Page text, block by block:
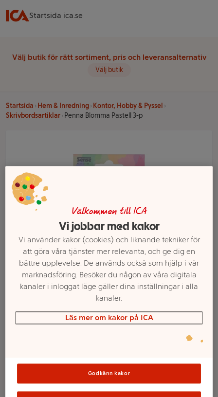
Startsida ica.se
Välj butik för rätt sortiment, pris och leveransalternativ
Välj butik
Startsida Hem & Inredning
Kontor, Hobby & Pyssel
Skrivbordsartiklar Penna Blomma Pastell 3-p
Sortimentet kan variera mellan butikerna
Välkommen till ICA
Vi jobbar med kakor
Vi använder kakor (cookies) och liknande tekniker för
att göra våra tjänster mer relevanta, och ge dig en
bättre upplevelse. De används också som hjälp i vår
marknadsföring. Besöker du någon av våra digitala
kanaler i inloggat läge gäller dina inställningar i alla
kanaler.
Läs mer om kakor på ICA
Godkänn kakor